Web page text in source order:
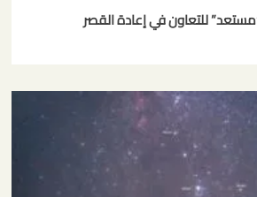
للتعاون في إعادة القصر